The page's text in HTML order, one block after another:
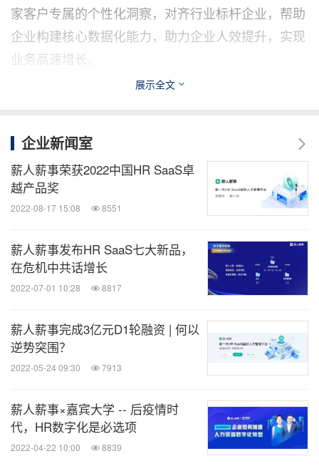
家客户专属的个性化洞察，对齐行业标杆企业，帮助
企业构建核心数据化能力，助力企业人效提升，实现
业务高速增长。
体系"，通过价值确认、价值上线、价值实现三大阶
段，数据建模、模型诊断、确认方案、部署上线、验
证方案、数据化提升六大步骤，形成循环迭代，实现
信息提升效率。
薪人薪事HR SaaS系统始终以客户第一、追求卓越为
最高纲领，通过数据化、智能化管理系统，将组织能
方联动的使用需求，开启更为高效便捷的数字化时代
创新性工作方式，实现信息提升效率，数据洞见未
来。
消息来源：薪人薪事
展示全文
企业新闻室
薪人薪事荣获2022中国HR SaaS卓
越产品奖
2022-08-17 15:08 8551
薪人薪事发布HR SaaS七大新品，
在危机中共话增长
2022-07-01 10:28 8817
薪人薪事完成3亿元D1轮融资 | 何以
逆势突围？
2022-05-24 09:30 7913
薪人薪事×嘉宾大学 -- 后疫情时
代，HR数字化是必选项
2022-04-22 10:00 8839